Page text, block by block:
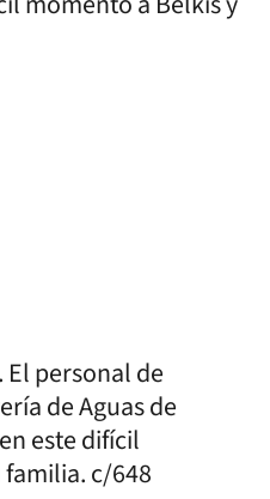
personal de
de Aguas de
este difícil
c/648